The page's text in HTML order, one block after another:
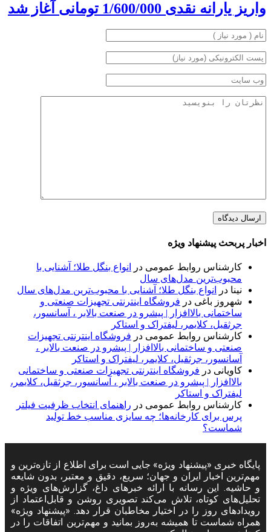
واریز یارانه نقدی 1/600/000 تومانی آغاز شد
اخبار پربحث پیشنهاد ویژه
کارشناس روابط عمومی در
انواع بنگل طلا؛ آشنایی با
محبوب‌ترین مدل‌های سال
نینا در
انواع بنگل طلا؛ آشنایی با محبوب‌ترین مدل‌های سال
شهروز باغی در فروشگاه اینترنتی تجهیزات صنعتی و
ساختمانی بالاافزار | پیشرو در صنعت بالابر ، آسانسور،
جرثقیل، کلایمر، لیفتراک و استاکر
کارشناس روابط عمومی در فروشگاه اینترنتی تجهیزات
صنعتی و ساختمانی بالاافزار | پیشرو در صنعت بالابر ،
آسانسور، جرثقیل، کلایمر، لیفتراک و استاکر
کاویانی در فروشگاه اینترنتی تجهیزات صنعتی و ساختمانی
بالاافزار | پیشرو در صنعت بالابر ، آسانسور، جرثقیل، کلایمر،
لیفتراک و استاکر
کارشناس روابط عمومی در راهنمای انتخاب ظرفیت فیلتر
پرس برای کارخانه‌ها؛ چه سایزی مناسب خط تولید
شماست؟
پایگاه خبری «پیشنهاد ویژه» جایی است برای اطلاع از تازه‌ترین و
مهم‌ترین اخبار ایران و جهان؛ سریع، دقیق و معتبر، بدون شایعه
و حاشیه. این رسانه با ارائه خبرهای داغ، گزارش‌های ویژه و
تحلیل‌های کوتاه، تلاش می‌کند تصویری روشن و قابل‌اعتماد از
رویدادهای روز را در اختیار مخاطبان قرار دهد. «پیشنهاد ویژه»
همراه شماست تا همیشه به‌روز بمانید و مهم‌ترین اتفاقات را در